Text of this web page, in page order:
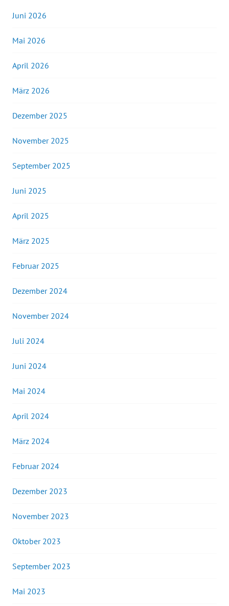
Juni 2026
Mai 2026
April 2026
März 2026
Dezember 2025
November 2025
September 2025
Juni 2025
April 2025
März 2025
Februar 2025
Dezember 2024
November 2024
Juli 2024
Juni 2024
Mai 2024
April 2024
März 2024
Februar 2024
Dezember 2023
November 2023
Oktober 2023
September 2023
Mai 2023